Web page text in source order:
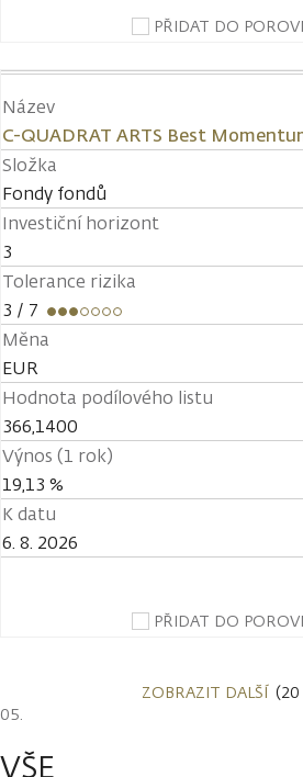
PŘIDAT DO
Název
C-QUADRAT ARTS Best
Složka
Fondy fondů
Investiční horizont
3
Tolerance rizika
3 / 7
Měna
EUR
Hodnota podílového listu
366,1400
Výnos (1 rok)
19,13 %
K datu
6. 8. 2026
PŘIDAT DO
ZOBRAZIT DALŠÍ (20
VŠE